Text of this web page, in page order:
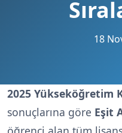
18
2025 Yükseköğretim
sonuçlarına göre Eşit